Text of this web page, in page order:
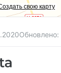
свою карту
Обновлено: